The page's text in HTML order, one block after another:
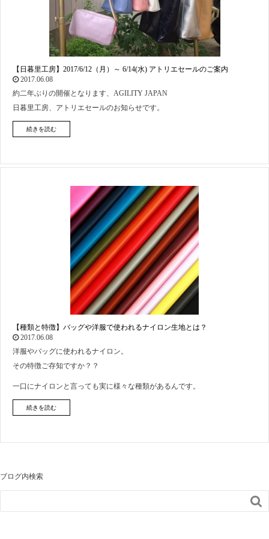
【日暮里工房】2017/6/12（月）～ 6/14(水) アトリエセールのご案内
2017.06.08
約二年ぶりの開催となります、AGILITY JAPAN
日暮里工房、アトリエセールのお知らせです。
続きを読む
【種類と特徴】バッグや洋服で使われるナイロン生地とは？
2017.06.08
洋服やバッグに使われるナイロン。
その特徴ご存知ですか？？
一口にナイロンと言っても実に様々な種類があるんです。
続きを読む
ブログ内検索
